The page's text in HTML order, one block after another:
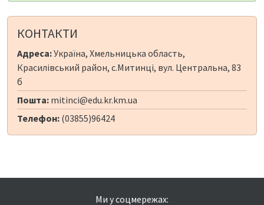
КОНТАКТИ
Адреса:Україна, Хмельницька область,
Красилівський район, с.Митинці, вул. Центральна, 83
б
Пошта: mitinci@edu.kr.km.ua
Телефон: (03855)96424
Ми у соцмережах: